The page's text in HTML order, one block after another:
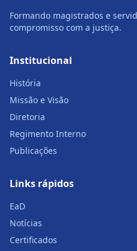
Formando magistrados e
compromisso com a justiça.
Institucional
História
Missão e Visão
Diretoria
Regimento Interno
Publicações
Links rápidos
EaD
Notícias
Certificados